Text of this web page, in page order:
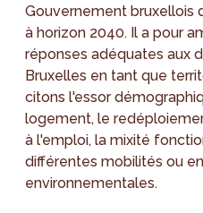
Gouvernement bruxellois
à horizon 2040. Il a pour
réponses adéquates aux
Bruxelles en tant que
citons l'essor
logement, le
à l'emploi, la mixité
différentes mobilités ou
environnementales.